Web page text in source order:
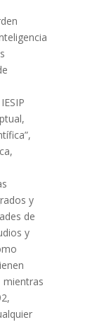
y
de
y
mientras